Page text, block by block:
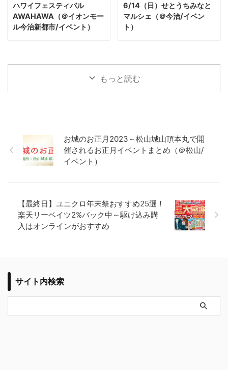
ハワイフェスティバル
AWAHAWA（＠イオンモー
ル今治新都市/イベント）
6/14（日）せとうちみなと
マルシェ（＠今治/イベン
ト）
もっと読む
お城のお正月2023～松山城山頂本丸で開
催されるお正月イベントまとめ（＠松山/
イベント）
【最終日】ユニクロ年末祭おすすめ25選！
楽天リーベイツ2%バック中～駆け込み購
入はオンラインがおすすめ
サイト内検索